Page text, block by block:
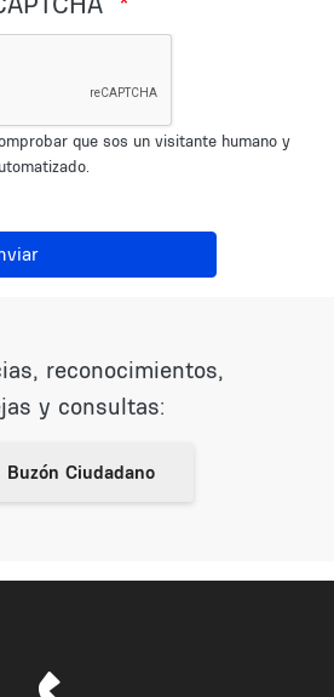
que sos un visitante humano y
reconocimientos,
y consultas: